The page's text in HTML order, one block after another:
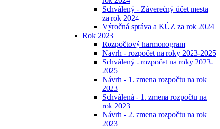
Schválený - Záverečný účet mesta
za rok 2024
Výročná správa a KÚZ za rok 2024
Rok 2023
Rozpočtový harmonogram
Návrh - rozpočet na roky 2023-2025
Schválený - rozpočet na roky 2023-
2025
Návrh - 1. zmena rozpočtu na rok
2023
Schválená - 1. zmena rozpočtu na
rok 2023
Návrh - 2. zmena rozpočtu na rok
2023